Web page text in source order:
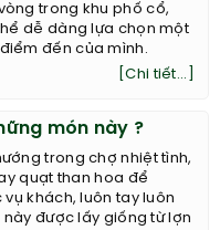
trong khu phố cổ,
dễ dàng lựa chọn một
đến của mình.
[Chi tiết...]
món này ?
trong chợ nhiệt tình,
quạt than hoa để
vụ khách, luôn tay luôn
này được lấy giống từ lợn